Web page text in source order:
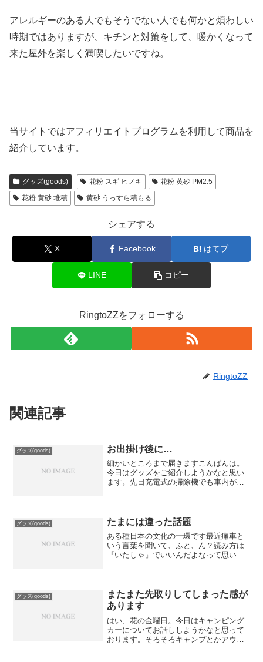
アレルギーのある人でもそうでない人でも何かと煩わしい
時期ではありますが、キチンと対策をして、暖かくなって
来た屋外を楽しく満喫したいですね。
当サイトではアフィリエイトプログラムを利用して商品を
紹介しています。
グッズ(goods) 花粉 スギ ヒノキ
花粉 黄砂 PM2.5
花粉 黄砂 堆積
黄砂 うっすら積もる
シェアする
X Facebook はてブ
LINE コピー
RingtoZZをフォローする
RingtoZZ
関連記事
グッズ(goods) お出掛け後に…
細かいところまで届きますこんばんは。
今日はグッズをご紹介しようかなと思い
ます。先日充電式の掃除機でも車内が掃
いに出来ますね。車内は割...
グッズ(goods) たまには違った話題
ある種日本の文化の一環です最近痛車と
いう言葉を聞いて、ふと、ん？読み方は
『いたしゃ』でいいんだよなって思いつ
ですが、逆に今は余り見掛...
グッズ(goods)
またまた先取りしてしまった感が
あります
はい、花の金曜日。今日はキャンピング
カーについてお話ししようかなと思って
おります。そろそろキャンプとかアウト